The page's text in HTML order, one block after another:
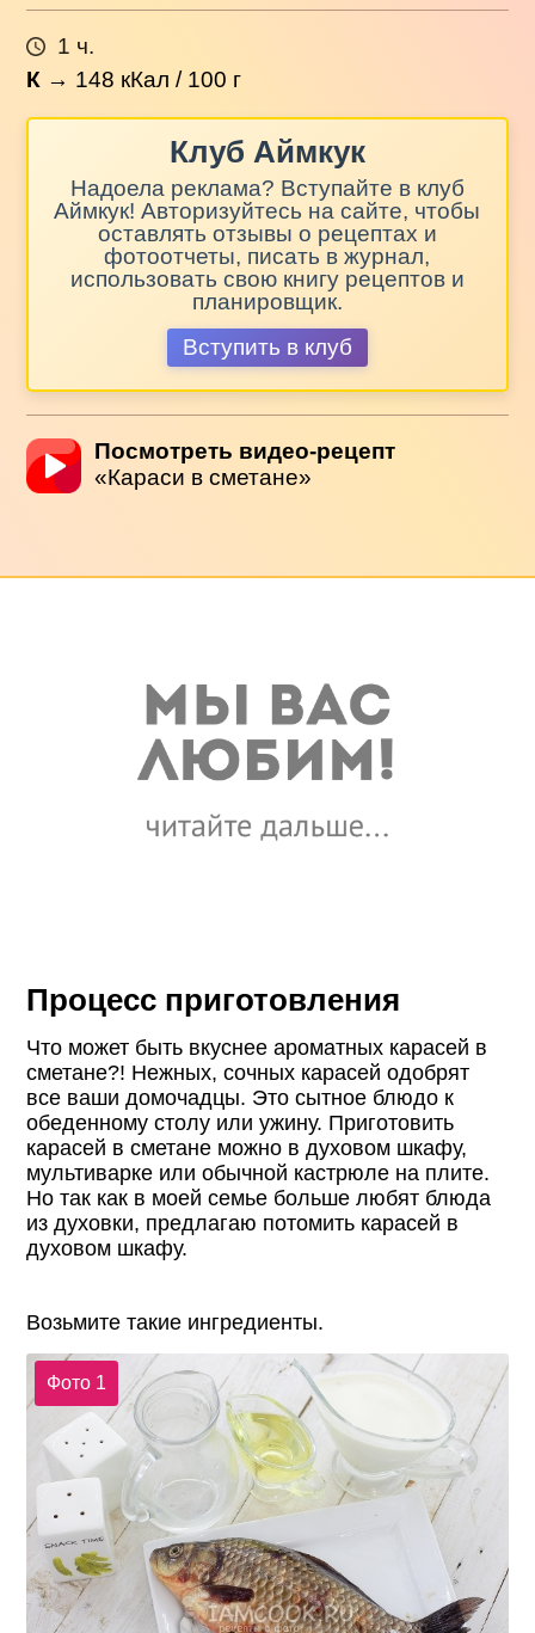
1 ч.
К → 148 кКал / 100 г
Клуб Аймкук
Надоела реклама? Вступайте в клуб
Аймкук! Авторизуйтесь на сайте, чтобы
оставлять отзывы о рецептах и
фотоотчеты, писать в журнал,
использовать свою книгу рецептов и
планировщик.
Вступить в клуб
Посмотреть видео-рецепт
«Караси в сметане»
Процесс приготовления
Что может быть вкуснее ароматных карасей в
сметане?! Нежных, сочных карасей одобрят
все ваши домочадцы. Это сытное блюдо к
обеденному столу или ужину. Приготовить
карасей в сметане можно в духовом шкафу,
мультиварке или обычной кастрюле на плите.
Но так как в моей семье больше любят блюда
из духовки, предлагаю потомить карасей в
духовом шкафу.
Возьмите такие ингредиенты.
Фото 1